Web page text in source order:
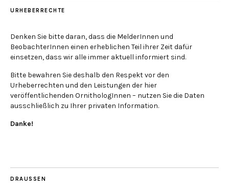
URHEBERRECHTE
Denken Sie bitte daran, dass die MelderInnen und
BeobachterInnen einen erheblichen Teil ihrer Zeit dafür
einsetzen, dass wir alle immer aktuell informiert sind.
Bitte bewahren Sie deshalb den Respekt vor den
Urheberrechten und den Leistungen der hier
veröffentlichenden OrnithologInnen – nutzen Sie die Daten
ausschließlich zu Ihrer privaten Information.
Danke!
DRAUSSEN